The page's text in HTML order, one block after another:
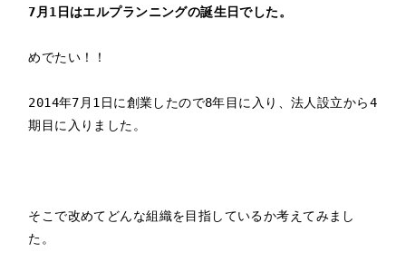
7月1日はエルプランニングの誕生日でした。
めでたい！！
2014年7月1日に創業したので8年目に入り、法人設立から4
期目に入りました。
そこで改めてどんな組織を目指しているか考えてみまし
た。